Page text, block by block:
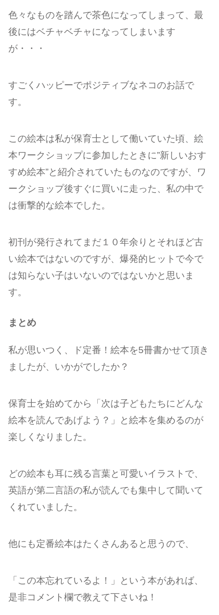
色々なものを踏んで茶色になってしまって、最
後にはベチャベチャになってしまいます
が・・・
すごくハッピーでポジティブなネコのお話で
す。
この絵本は私が保育士として働いていた頃、絵
本ワークショップに参加したときに”新しいおす
すめ絵本”と紹介されていたものなのですが、ワ
ークショップ後すぐに買いに走った、私の中で
は衝撃的な絵本でした。
初刊が発行されてまだ１０年余りとそれほど古
い絵本ではないのですが、爆発的ヒットで今で
は知らない子はいないのではないかと思いま
す。
まとめ
私が思いつく、ド定番！絵本を5冊書かせて頂き
ましたが、いかがでしたか？
保育士を始めてから「次は子どもたちにどんな
絵本を読んであげよう？」と絵本を集めるのが
楽しくなりました。
どの絵本も耳に残る言葉と可愛いイラストで、
英語が第二言語の私が読んでも集中して聞いて
くれていました。
他にも定番絵本はたくさんあると思うので、
「この本忘れているよ！」という本があれば、
是非コメント欄で教えて下さいね！